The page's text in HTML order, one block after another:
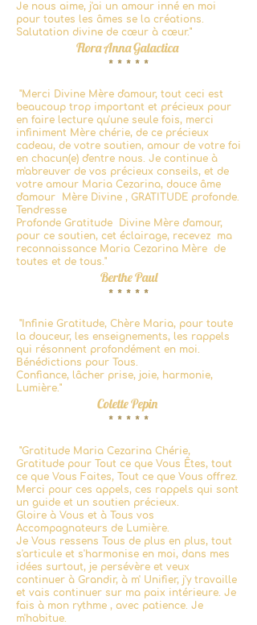
Je nous aime, j'ai un amour inné en moi
pour toutes les âmes se la créations.
Salutation divine de cœur à cœur."
Flora Anna Galactica
* * * * *
"Merci Divine Mère d'amour, tout ceci est
beaucoup trop important et précieux pour
en faire lecture qu'une seule fois, merci
infiniment Mère chérie, de ce précieux
cadeau, de votre soutien, amour de votre foi
en chacun(e) d'entre nous. Je continue à
m'abreuver de vos précieux conseils, et de
votre amour Maria Cezarina, douce âme
d'amour Mère Divine , GRATITUDE profonde.
Tendresse
Profonde Gratitude Divine Mère d'amour,
pour ce soutien, cet éclairage, recevez ma
reconnaissance Maria Cezarina Mère de
toutes et de tous."
Berthe Paul
* * * * *
"I nfinie Gratitude, Chère Maria, pour toute
la douceur, les enseignements, les rappels
qui résonnent profondément en moi.
Bénédictions pour Tous.
Confiance, lâcher prise, joie, harmonie,
Lumière."
Colette Pepin
* * * * *
"Gratitude Maria Cezarina Chérie,
Gratitude pour Tout ce que Vous Êtes, tout
ce que Vous Faites, Tout ce que Vous offrez.
Merci pour ces appels, ces rappels qui sont
un guide et un soutien précieux.
Gloire à Vous et à Tous vos
Accompagnateurs de Lumière.
Je Vous ressens Tous de plus en plus, tout
s'articule et s'harmonise en moi, dans mes
idées surtout, je persévère et veux
continuer à Grandir, à m' Unifier, j'y travaille
et vais continuer sur ma paix intérieure. Je
fais à mon rythme , avec patience. Je
m'habitue.